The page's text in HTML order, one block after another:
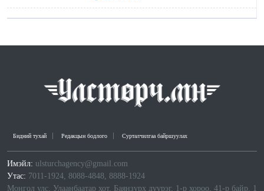
Бидний тухай Редакцын бодлого Сурталчилгаа байршуулах
Имэйл: ulsturchagency@gmail.com
Утас: 7011-1924, 8088-4848, 8888-1924
Монгол улс, Улаанбаатар хот, Баянзүрх дүүрэг, 1-р хороо, 41-р байр, 1